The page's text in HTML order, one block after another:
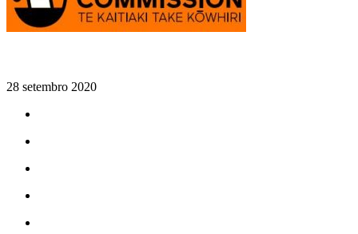
28 setembro 2020